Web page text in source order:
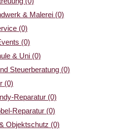
& Malerei (0)
(0)
(0)
& Uni (0)
Steuerberatung (0)
(0)
Reparatur (0)
Reparatur (0)
Objektschutz (0)